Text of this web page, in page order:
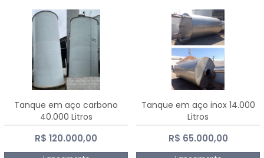
Tanque em aço carbono
40.000 Litros
R$ 120.000,00
Tanque em aço inox 14.000
Litros
R$ 65.000,00